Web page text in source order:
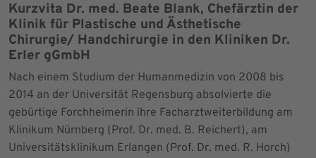
Kurzvita Dr. med. Beate Blank, Chefärztin der
Klinik für Plastische und Ästhetische
Chirurgie/ Handchirurgie in den Kliniken Dr.
Erler gGmbH
Nach einem Studium der Humanmedizin von 2008 bis
2014 an der Universität Regensburg absolvierte die
gebürtige Forchheimerin ihre Facharztweiterbildung am
Klinikum Nürnberg (Prof. Dr. med. B. Reichert), am
Universitätsklinikum Erlangen (Prof. Dr. med. R. Horch)